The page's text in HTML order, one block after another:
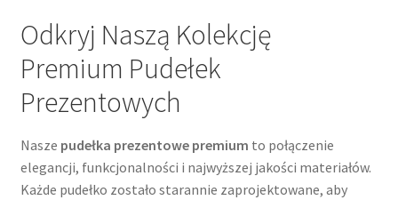
Odkryj Naszą Kolekcję
Premium Pudełek
Prezentowych
Nasze pudełka prezentowe premium to połączenie
elegancji, funkcjonalności i najwyższej jakości materiałów.
Każde pudełko zostało starannie zaprojektowane, aby